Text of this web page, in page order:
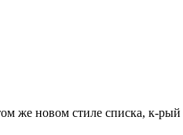
же новом стиле списка, к-